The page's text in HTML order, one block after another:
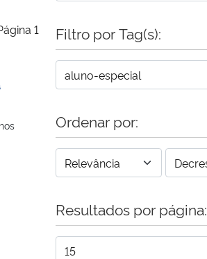
1 Filtro por Tag(s):
Ordenar por:
Resultados por página: